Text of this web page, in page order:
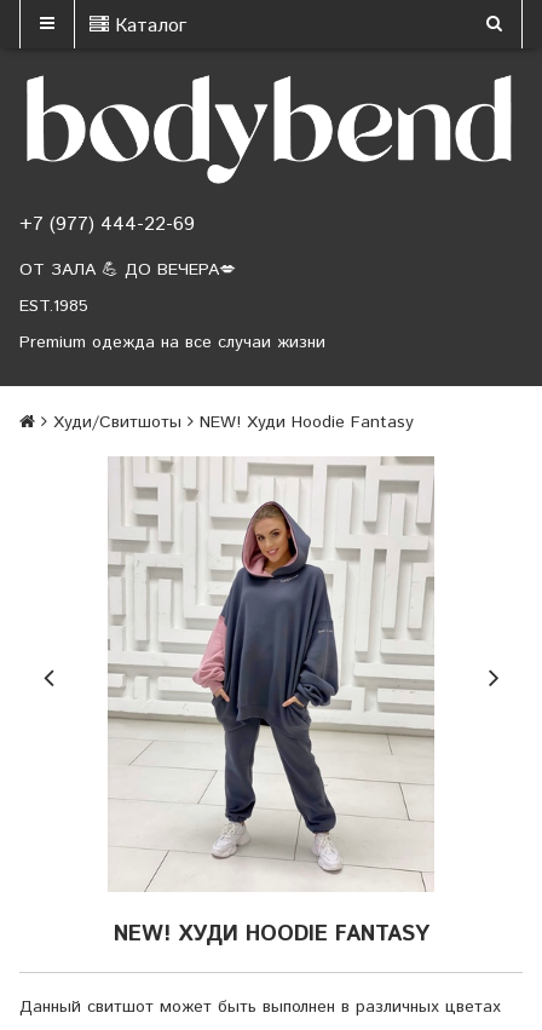
Каталог
+7 (977) 444-22-69
ОТ ЗАЛА 💪 ДО ВЕЧЕРА💋
EST.1985
Premium одежда на все случаи жизни
Худи/Свитшоты NEW! Худи Hoodie Fantasy
NEW! ХУДИ HOODIE FANTASY
Данный свитшот может быть выполнен в различных цветах